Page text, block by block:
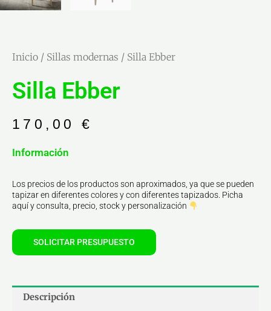
Inicio / Sillas modernas / Silla Ebber
Silla Ebber
170,00 €
Información
Los precios de los productos son aproximados, ya que se pueden
tapizar en diferentes colores y con diferentes tapizados. Picha
aquí y consulta, precio, stock y personalización
SOLICITAR PRESUPUESTO
Descripción